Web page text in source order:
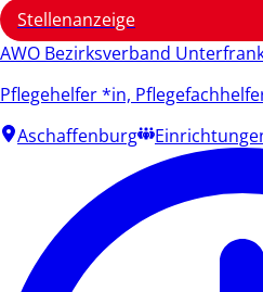
Stellenanzeige
AWO Bezirksverband
Pflegehelfer *in,
Aschaffenburg